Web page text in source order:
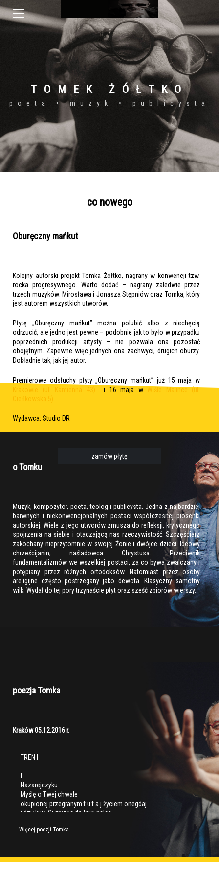
TOMEK ŻÓŁTKO
poeta • muzyk • publicysta
co nowego
Oburęczny mańkut
Kolejny autorski projekt Tomka Żółtko, nagrany w konwencji tzw.
rocka progresywnego. Warto dodać – nagrany zaledwie przez
trzech muzyków: Mirosława i Jonasza Stępniów oraz Tomka, który
jest autorem wszystkich utworów.
Płytę „Oburęczny mańkut” można polubić albo z niechęcią
odrzucić, ale jedno jest pewne – podobnie jak to było w przypadku
poprzednich produkcji artysty – nie pozwala ona pozostać
obojętnym. Zapewne więc jednych ona zachwyci, drugich oburzy.
Dokładnie tak, jak jej autor.
Premierowe odsłuchy płyty „Oburęczny mańkut” już 15 maja w
Krakowie (ul. Kamienna 43) i 16 maja w Wiśle Malince (ul.
Cieńkowska 5).
Wydawca: Studio DR
zamów płytę
o Tomku
Muzyk, kompozytor, poeta, teolog i publicysta. Jedna z najbardziej
barwnych i niekonwencjonalnych postaci współczesnej piosenki
autorskiej. Wiele z jego utworów zmusza do refleksji, krytycznego
spojrzenia na siebie i otaczającą nas rzeczywistość. Szczęściarz
zakochany nieprzytomnie w swojej Żonie i dwójce dzieci. Ideowy
chrześcijanin, naśladowca Chrystusa. Przeciwnik
fundamentalizmów we wszelkiej postaci, za co bywa zwalczany i
potępiany przez różnych ortodoksów. Natomiast przez osoby
areligijne często postrzegany jako dewota. Klasyczny samotny
wilk. Wydał do tej pory trzynaście płyt oraz sześć zbiorów wierszy.
poezja Tomka
Kraków 05.12.2016 r.
TREN I
I
Nazarejczyku
Myślę o Twej chwale
okupionej przegranym t u t a j życiem onegdaj
i dziękuję Ci gryząc do krwi palce
– wręcz z m u s z a s z
A ja łkam jak rozżalone małe dziecko
Więcej poezji Tomka